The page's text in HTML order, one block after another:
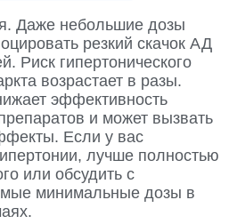
Даже небольшие дозы
резкий скачок АД
Риск гипертонического
возрастает в разы.
эффективность
и может вызвать
Если у вас
лучше полностью
или обсудить с
минимальные дозы в